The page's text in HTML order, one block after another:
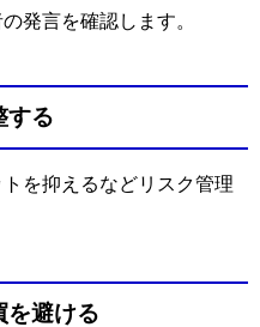
発言を確認します。
する
を抑えるなどリスク管理
を避ける